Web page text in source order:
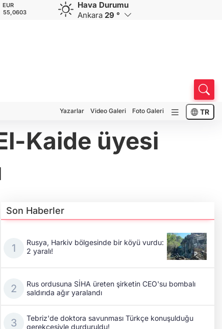
GBP
64,1818
CHF
58,9168
CAD
33,9453
Hava Durumu
Ankara 29 °
Yazarlar Video Galeri Foto Galeri TR
Kaide üyesi
Son Haberler
Rusya, Harkiv bölgesinde bir köyü vurdu:
2 yaralı!
Rus ordusuna SİHA üreten şirketin CEO'su bombalı
saldırıda ağır yaralandı
Tebriz'de doktora savunması Türkçe konuşulduğu
gerekçesiyle durduruldu!